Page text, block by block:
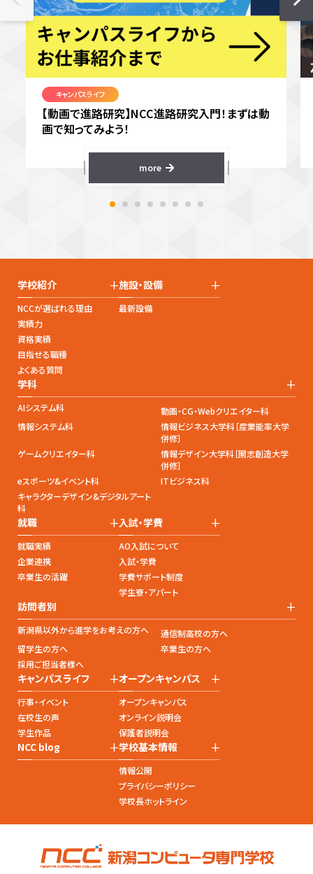
キャンパスライフ
【動画で進路研究】NCC進路研究入門！まずは動
画で知ってみよう！
more
学校紹介 +
NCCが選ばれる理由
実績力
資格実績
目指せる職種
よくある質問
施設・設備 +
最新設備
学科 +
AIシステム科
動画・CG・Webクリエイター科
情報システム科
情報ビジネス大学科［産業能率大学
併修］
ゲームクリエイター科
情報デザイン大学科［開志創造大学
併修］
eスポーツ&イベント科
ITビジネス科
キャラクターデザイン&デジタルアート
科
就職 +
就職実績
企業連携
卒業生の活躍
入試・学費 +
AO入試について
入試・学費
学費サポート制度
学生寮・アパート
訪問者別 +
新潟県以外から進学をお考えの方へ
通信制高校の方へ
留学生の方へ
卒業生の方へ
採用ご担当者様へ
キャンパスライフ +
行事・イベント
在校生の声
学生作品
オープンキャンパス +
オープンキャンパス
オンライン説明会
保護者説明会
NCC blog +学校基本情報 +
情報公開
プライバシーポリシー
学校長ホットライン